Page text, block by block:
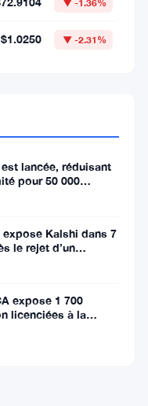
▼ -1.36%
$1.0250 ▼ -2.31%
est lancée, réduisant
pour 50 000
expose Kalshi dans 7
le rejet d’un
expose 1 700
licenciées à la